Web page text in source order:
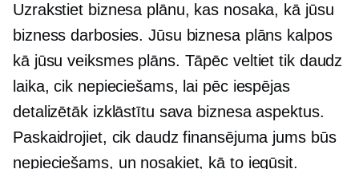
Uzrakstiet biznesa plānu, kas nosaka, kā jūsu
bizness darbosies. Jūsu biznesa plāns kalpos
kā jūsu veiksmes plāns. Tāpēc veltiet tik daudz
laika, cik nepieciešams, lai pēc iespējas
detalizētāk izklāstītu sava biznesa aspektus.
Paskaidrojiet, cik daudz finansējuma jums būs
nepieciešams, un nosakiet, kā to iegūsit.